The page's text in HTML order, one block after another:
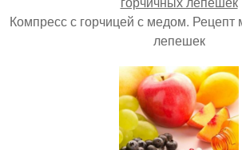
Компресс с горчицей с медом. Рецепт
лепешек